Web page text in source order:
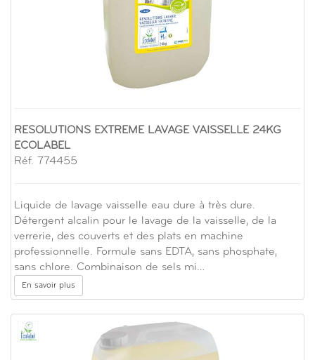
RESOLUTIONS EXTREME LAVAGE VAISSELLE 24KG
ECOLABEL
Réf. 774455
Liquide de lavage vaisselle eau dure à très dure.
Détergent alcalin pour le lavage de la vaisselle, de la
verrerie, des couverts et des plats en machine
professionnelle. Formule sans EDTA, sans phosphate,
sans chlore. Combinaison de sels mi…
En savoir plus